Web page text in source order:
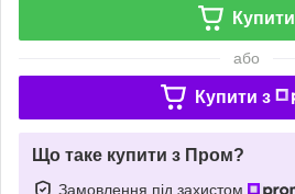
Купити
або
Купити з
Що таке купити з Пром?
Замовлення під захистом